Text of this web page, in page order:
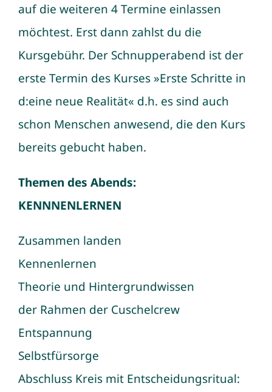
auf die weiteren 4 Termine einlassen
möchtest. Erst dann zahlst du die
Kursgebühr. Der Schnupperabend ist der
erste Termin des Kurses »Erste Schritte in
d:eine neue Realität« d.h. es sind auch
schon Menschen anwesend, die den Kurs
bereits gebucht haben.
Themen des Abends:
KENNNENLERNEN
Zusammen landen
Kennenlernen
Theorie und Hintergrundwissen
der Rahmen der Cuschelcrew
Entspannung
Selbstfürsorge
Abschluss Kreis mit Entscheidungsritual: